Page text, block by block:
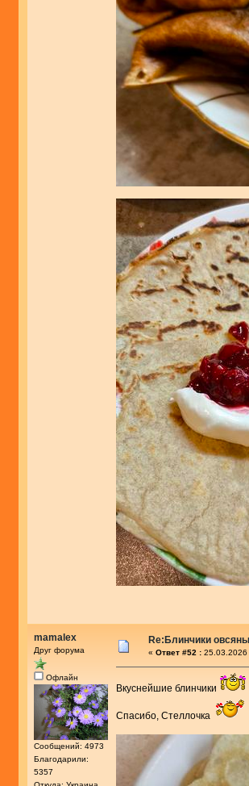
mamalex
Друг форума
Офлайн
Сообщений: 4973
Благодарили:
5357
Re:Блинчики
« Ответ #52 :
Вкуснейшие блинчики
Спасибо, Стеллочка